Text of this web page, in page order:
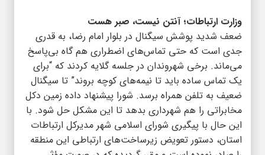
وزارت ارتباطات؛ آنتن نیست، صبر هست
ضعف شدید پوشش سیگنال در بلوار امام رضا، به قدری
جدی است که حتی تماس‌های اضطراری هم گاه بی‌پاسخ
می‌ماند. برخی شهروندان در جلسه گلایه کردند که “برای
یک تماس ساده باید تا نیمه‌های کوچه بروند” تا سیگنال
ضعیف به تلفن همراه برسد. شورا پیشنهاد داده زمین دکل
مخابراتی را هم شهرداری بدهد تا این مشکل حل شود. با
این حال با پیگیری شورای اسلامی شهر مدیرکل ارتباطات
استان، دستور تعویض زیرساخت‌های ارتباطی این منطقه